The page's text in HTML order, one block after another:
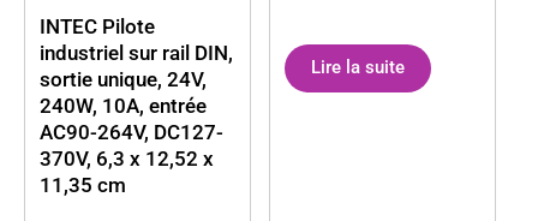
INTEC Pilote
industriel sur rail DIN,
sortie unique, 24V,
240W, 10A, entrée
AC90-264V, DC127-
370V, 6,3 x 12,52 x
11,35 cm
Lire la suite